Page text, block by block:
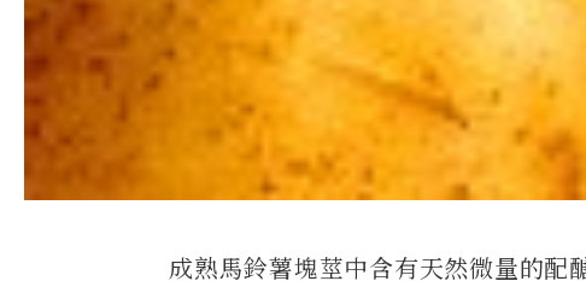
成熟馬鈴薯塊莖中含有天然微量的